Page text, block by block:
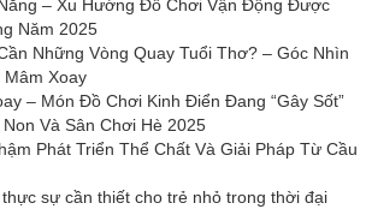
– Xu Hướng Đồ Chơi Vận Động Được
Năm 2025
Những Vòng Quay Tuổi Thơ? – Góc Nhìn
Xoay
– Món Đồ Chơi Kinh Điển Đang “Gây Sốt”
Và Sân Chơi Hè 2025
Phát Triển Thể Chất Và Giải Pháp Từ Cầu
sự cần thiết cho trẻ nhỏ trong thời đại